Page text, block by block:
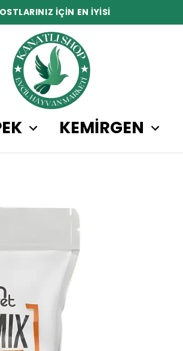
İÇİN EN İYİSİ
KEMİRGEN